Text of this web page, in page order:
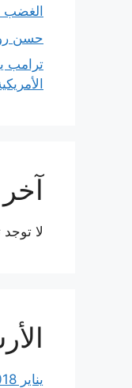
الغضب
حسن
ترامب
لا
يناير 2018